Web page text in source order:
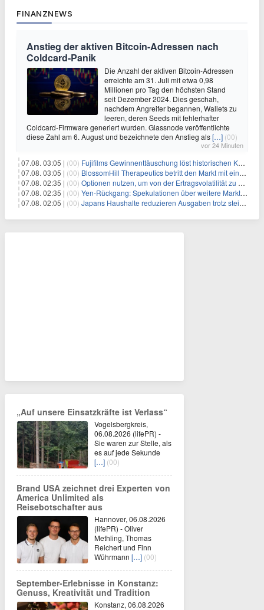
FINANZNEWS
Anstieg der aktiven Bitcoin-Adressen nach
Coldcard-Panik
Die Anzahl der aktiven Bitcoin-Adressen
erreichte am 31. Juli mit etwa 0,98
Millionen pro Tag den höchsten Stand
seit Dezember 2024. Dies geschah,
nachdem Angreifer begannen, Wallets zu
leeren, deren Seeds mit fehlerhafter
Coldcard-Firmware generiert wurden. Glassnode veröffentlichte
diese Zahl am 6. August und bezeichnete den Anstieg als[…] (00)
vor 24 Minuten
07.08. 03:05 | (00) Fujifilms Gewinnenttäuschung löst historischen Kursrückgang aus
07.08. 03:05 | (00) BlossomHill Therapeutics betritt den Markt mit einem IPO-Boost von 150 Millionen Dollar
07.08. 02:35 | (00) Optionen nutzen, um von der Ertragsvolatilität zu profitieren
07.08. 02:35 | (00) Yen-Rückgang: Spekulationen über weitere Marktinterventionen nehmen zu
07.08. 02:05 | (00) Japans Haushalte reduzieren Ausgaben trotz steigender Löhne: Ein Warnsignal für das Wachstum
„Auf unsere Einsatzkräfte ist Verlass“
Vogelsbergkreis,
06.08.2026 (lifePR) -
Sie waren zur Stelle, als
es auf jede Sekunde
[…] (00)
Brand USA zeichnet drei Experten von
America Unlimited als
Reisebotschafter aus
Hannover, 06.08.2026
(lifePR) - Oliver
Methling, Thomas
Reichert und Finn
Wührmann […] (00)
September-Erlebnisse in Konstanz:
Genuss, Kreativität und Tradition
Konstanz, 06.08.2026